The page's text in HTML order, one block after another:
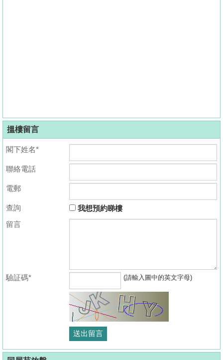
搵樓留言
閣下姓名*
聯絡電話
電郵
查詢
我想預約睇樓
留言
驗証碼* (請輸入圖中的英文字母)